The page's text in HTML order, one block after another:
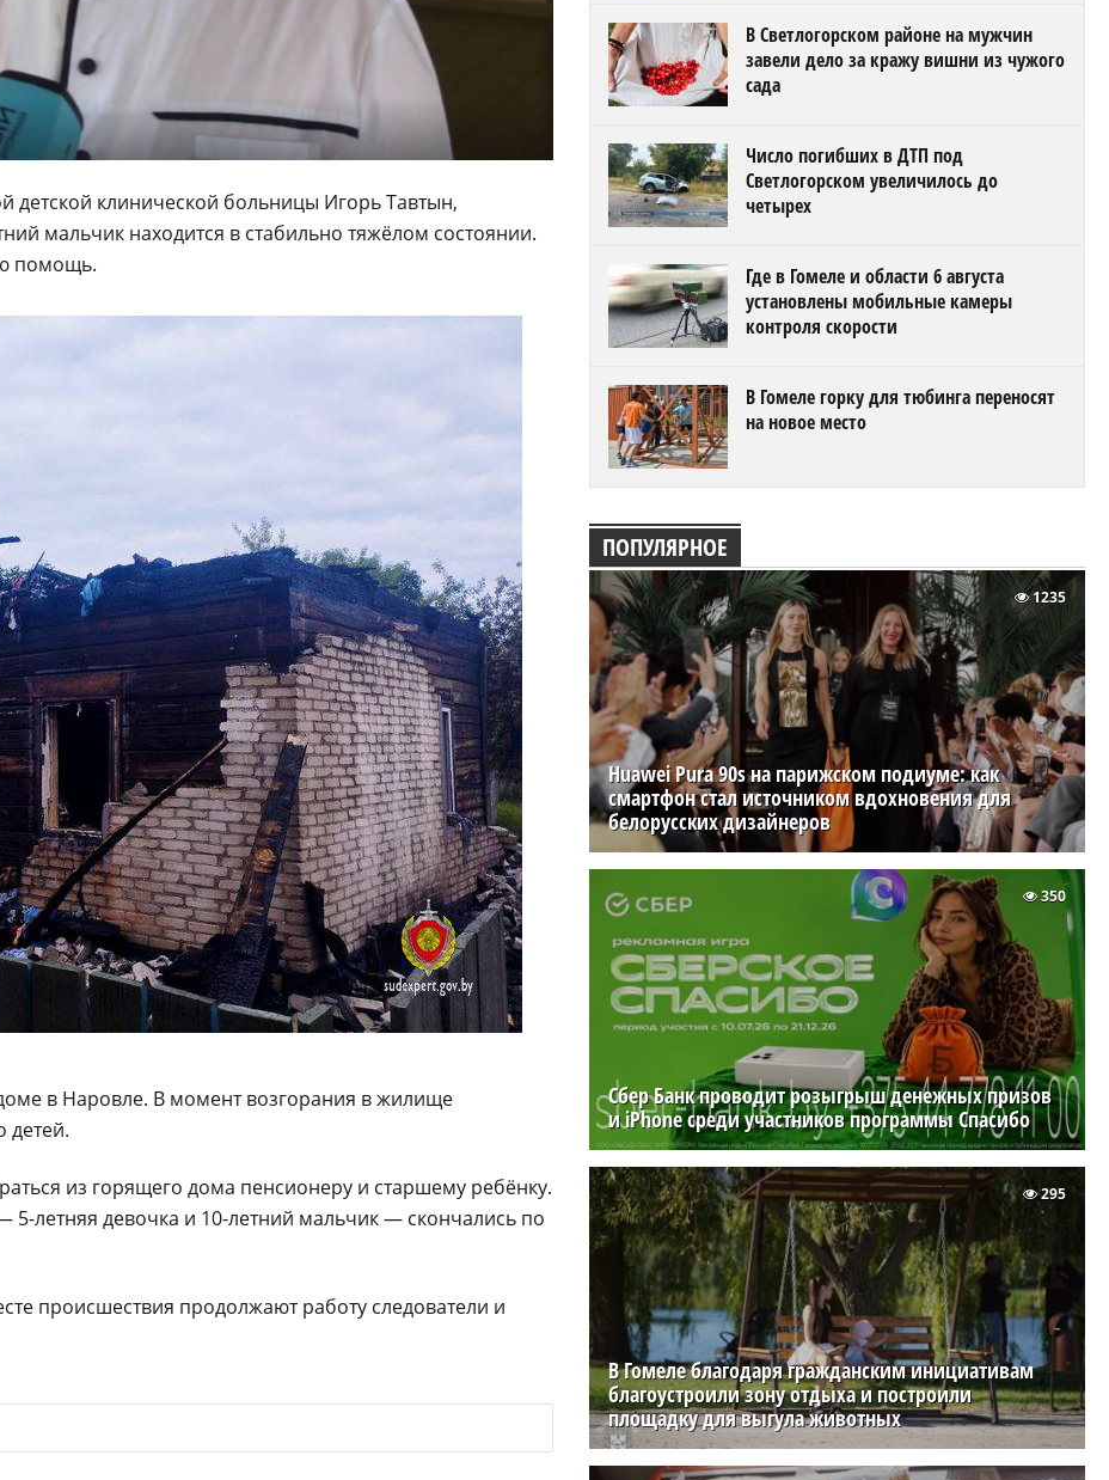
детской клинической больницы Игорь Тавтын,
мальчик находится в стабильно тяжёлом состоянии.
помощь.
в Наровле. В момент возгорания в жилище
детей.
из горящего дома пенсионеру и старшему ребёнку.
летняя девочка и 10-летний мальчик — скончались по
происшествия продолжают работу следователи и
В Светлогорском районе на мужчин
завели дело за кражу вишни из чужого
сада
Число погибших в ДТП под
Светлогорском увеличилось до
четырех
Где в Гомеле и области 6 августа
установлены мобильные камеры
контроля скорости
В Гомеле горку для тюбинга переносят
на новое место
ПОПУЛЯРНОЕ
Huawei Pura 90s на парижском подиуме: как
смартфон стал источником вдохновения для
белорусских дизайнеров
1235
Сбер Банк проводит розыгрыш денежных призов
и iPhone среди участников программы Спасибо
350
В Гомеле благодаря гражданским инициативам
благоустроили зону отдыха и построили
площадку для выгула животных
295